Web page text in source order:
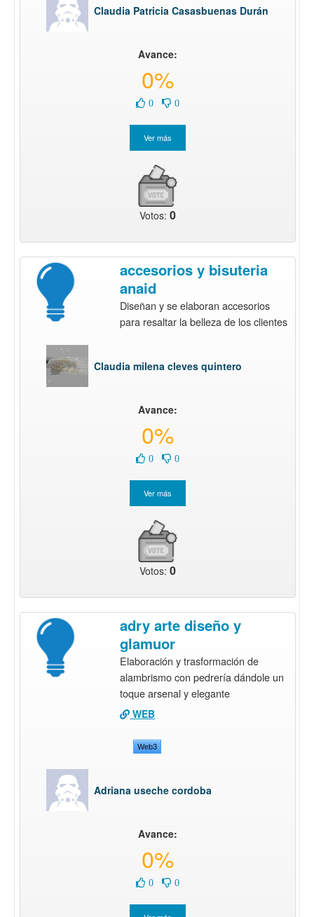
Claudia Patricia Casasbuenas Durán
Avance:
0%
0 0
Votos: 0
accesorios y bisuteria
anaid
Diseñan y se elaboran accesorios
para resaltar la belleza de los clientes
Claudia milena cleves quintero
Avance:
0%
0 0
Votos: 0
adry arte diseño y
glamuor
Elaboración y trasformación de
alambrismo con pedrería dándole un
toque arsenal y elegante
WEB
Web3
Adriana useche cordoba
Avance:
0%
0 0